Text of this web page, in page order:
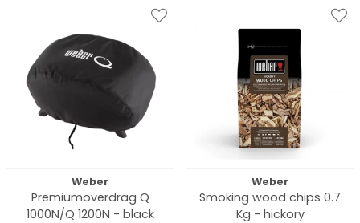
Weber
Premiumöverdrag Q
1000N/Q 1200N - black
Weber
Smoking wood chips 0.7
Kg - hickory